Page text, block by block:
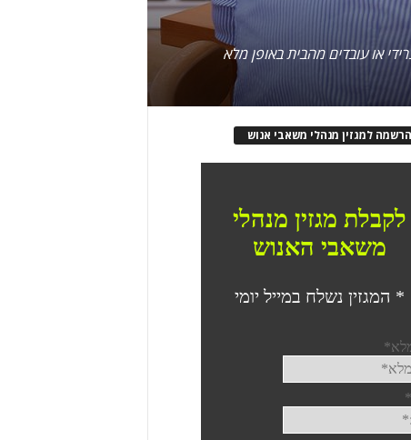
או עובדים מהבית באופן מלא
הרשמה למגזין מנהלי משאבי אנוש